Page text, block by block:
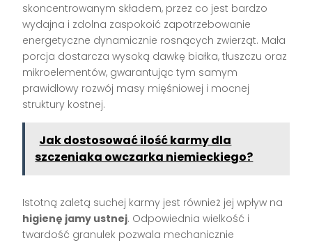
skoncentrowanym składem, przez co jest bardzo
wydajna i zdolna zaspokoić zapotrzebowanie
energetyczne dynamicznie rosnących zwierząt. Mała
porcja dostarcza wysoką dawkę białka, tłuszczu oraz
mikroelementów, gwarantując tym samym
prawidłowy rozwój masy mięśniowej i mocnej
struktury kostnej.
Jak dostosować ilość karmy dla
szczeniaka owczarka niemieckiego?
Istotną zaletą suchej karmy jest również jej wpływ na
higienę jamy ustnej. Odpowiednia wielkość i
twardość granulek pozwala mechanicznie